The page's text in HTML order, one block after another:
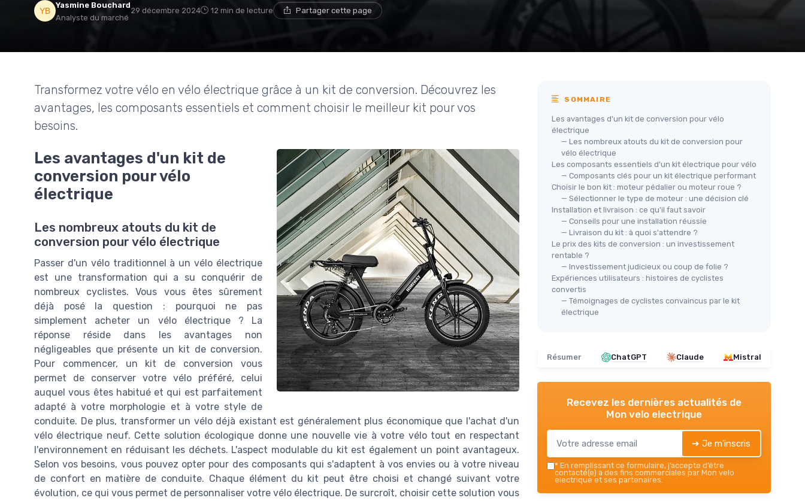
Yasmine Bouchard
Analyste du marché
29 décembre 2024 12 min de lecture Partager cette page
Transformez votre vélo en vélo électrique grâce à un kit de conversion. Découvrez les
avantages, les composants essentiels et comment choisir le meilleur kit pour vos
besoins.
Les avantages d'un kit de
conversion pour vélo
électrique
Les nombreux atouts du kit de
conversion pour vélo électrique
Passer d'un vélo traditionnel à un vélo électrique
est une transformation qui a su conquérir de
nombreux cyclistes. Vous vous êtes sûrement
déjà posé la question : pourquoi ne pas
simplement acheter un vélo électrique ? La
réponse réside dans les avantages non
négligeables que présente un kit de conversion.
Pour commencer, un kit de conversion vous
permet de conserver votre vélo préféré, celui
auquel vous êtes habitué et qui est parfaitement
adapté à votre morphologie et à votre style de
conduite. De plus, transformer un vélo déjà existant est généralement plus économique que l'achat d'un
vélo électrique neuf. Cette solution écologique donne une nouvelle vie à votre vélo tout en respectant
l'environnement en réduisant les déchets. L'aspect modulable du kit est également un point avantageux.
Selon vos besoins, vous pouvez opter pour des composants qui s'adaptent à vos envies ou à votre niveau
de confort en matière de conduite. Chaque élément du kit peut être choisi et changé suivant votre
évolution, ce qui vous permet de personnaliser votre vélo électrique. De surcroît, choisir cette solution vous
SOMMAIRE
Les avantages d'un kit de conversion pour vélo
électrique
— Les nombreux atouts du kit de conversion pour
vélo électrique
Les composants essentiels d'un kit électrique pour vélo
— Composants clés pour un kit électrique performant
Choisir le bon kit : moteur pédalier ou moteur roue ?
— Sélectionner le type de moteur : une décision clé
Installation et livraison : ce qu'il faut savoir
— Conseils pour une installation réussie
— Livraison du kit : à quoi s'attendre ?
Le prix des kits de conversion : un investissement
rentable ?
— Investissement judicieux ou coup de folie ?
Expériences utilisateurs : histoires de cyclistes
convertis
— Témoignages de cyclistes convaincus par le kit
électrique
Résumer ChatGPT Claude Mistral
Recevez les dernières actualités de
Mon velo electrique
➔ Je m'inscris
* En remplissant ce formulaire, j’accepte d’être
contacté(e) à des fins commerciales par Mon velo
electrique et ses partenaires.